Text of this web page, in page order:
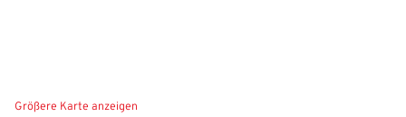
Größere Karte anzeigen